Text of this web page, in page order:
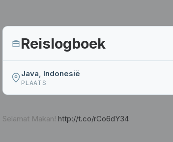
Reislogboek
Java, Indonesië
PLAATS
Selamat Makan! http://t.co/rCo6dY34